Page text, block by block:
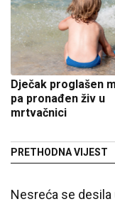
Dječak proglašen
pa pronađen živ u
mrtvačnici
PRETHODNA VIJEST
Nesreća se desila